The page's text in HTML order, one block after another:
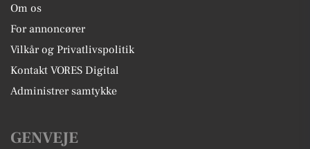
Om os
For annoncører
Vilkår og Privatlivspolitik
Kontakt VORES Digital
Administrer samtykke
GENVEJE